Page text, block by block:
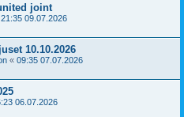
joint
21:35 09.07.2026
10.10.2026
« 09:35 07.07.2026
06.07.2026